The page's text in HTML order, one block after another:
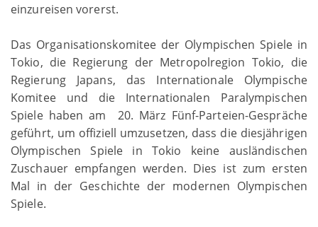
einzureisen vorerst.
Das Organisationskomitee der Olympischen Spiele in
Tokio, die Regierung der Metropolregion Tokio, die
Regierung Japans, das Internationale Olympische
Komitee und die Internationalen Paralympischen
Spiele haben am 20. März Fünf-Parteien-Gespräche
geführt, um offiziell umzusetzen, dass die diesjährigen
Olympischen Spiele in Tokio keine ausländischen
Zuschauer empfangen werden. Dies ist zum ersten
Mal in der Geschichte der modernen Olympischen
Spiele.